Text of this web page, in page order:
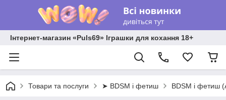
Інтернет-магазин «Puls69» Іграшки для кохання 18+
Товари та послуги ➤ BDSM і фетиш BDSM і фетиш